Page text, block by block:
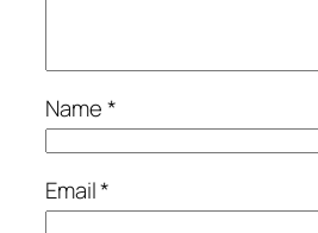
Name*
Email*